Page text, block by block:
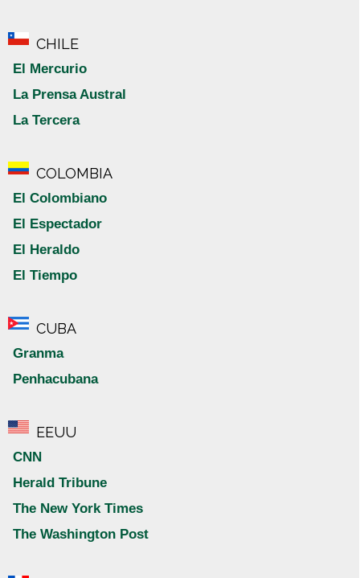
CHILE
El Mercurio
La Prensa Austral
La Tercera
COLOMBIA
El Colombiano
El Espectador
El Heraldo
El Tiempo
CUBA
Granma
Penhacubana
EEUU
CNN
Herald Tribune
The New York Times
The Washington Post